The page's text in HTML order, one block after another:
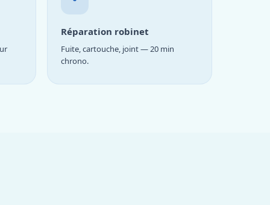
Réparation robinet
Fuite, cartouche, joint — 20 min
chrono.